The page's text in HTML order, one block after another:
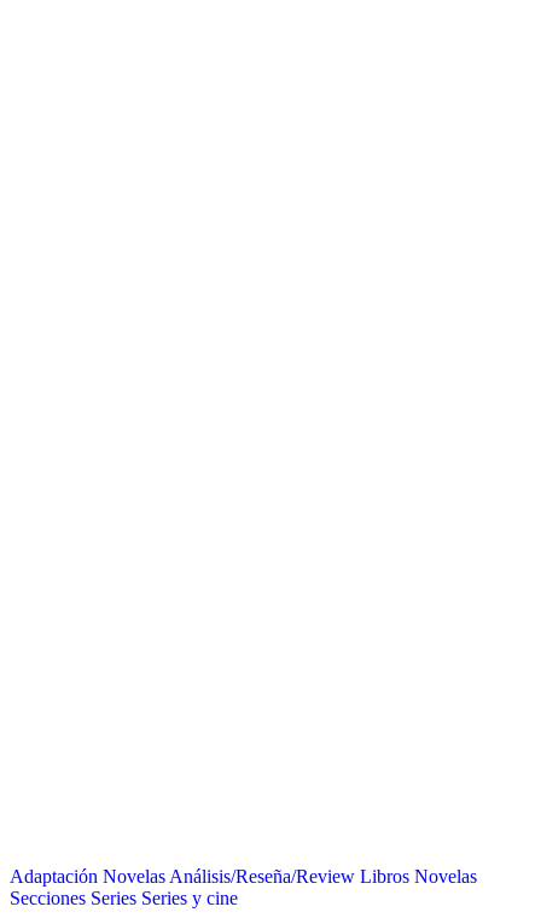
Adaptación Novelas Análisis/Reseña/Review Libros Novelas
Secciones Series Series y cine